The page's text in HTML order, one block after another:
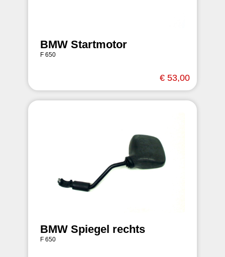
BMW Startmotor
F 650
€ 53,00
BMW Spiegel rechts
F 650